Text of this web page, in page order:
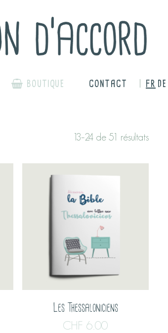
BOUTIQUE CONTACT FR DE
13–24 de 51 résultats
Les Thessaloniciens
CHF 6.00